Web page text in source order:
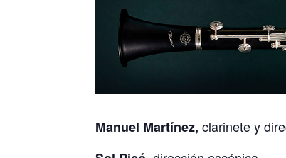
Manuel Martínez,clarinete y